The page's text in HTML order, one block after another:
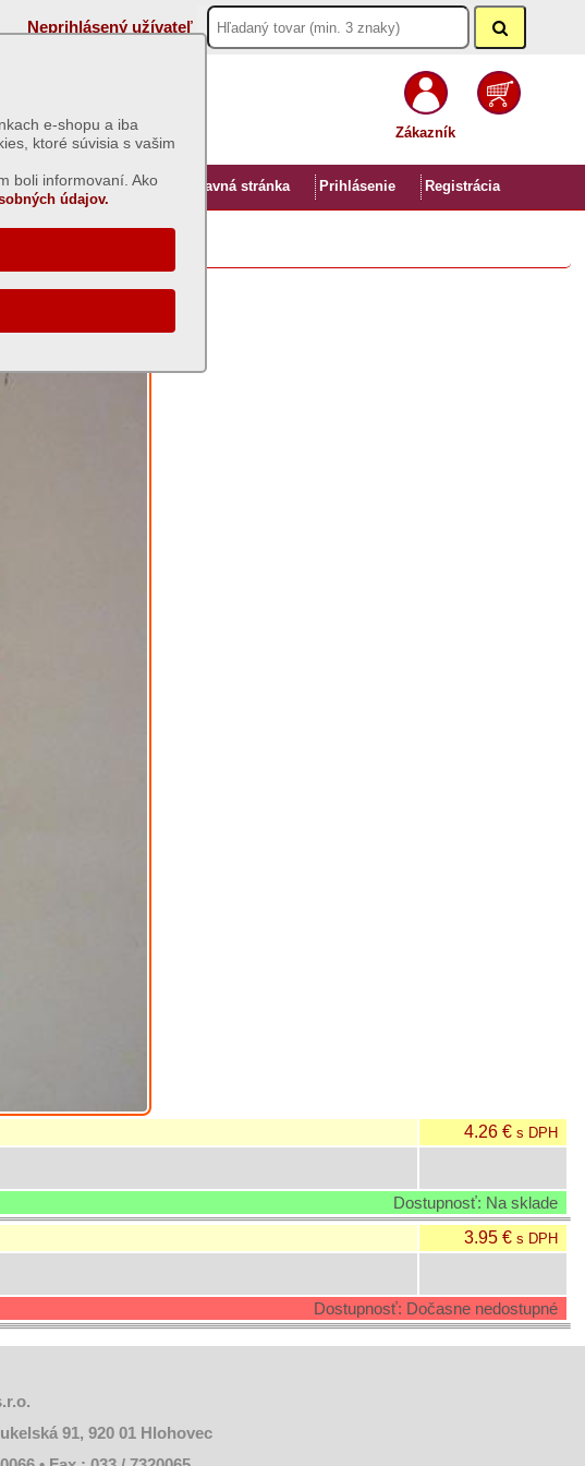
Neprihlásený užívateľ
Zákazník
Úvod Hlavná stránka Prihlásenie Registrácia
e-shopu a iba
ktoré súvisia s vašim
boli informovaní. Ako
údajov.
4.26 €s DPH
Dostupnosť: Na sklade
3.95 €s DPH
Dostupnosť: Dočasne nedostupné
91, 920 01 Hlohovec